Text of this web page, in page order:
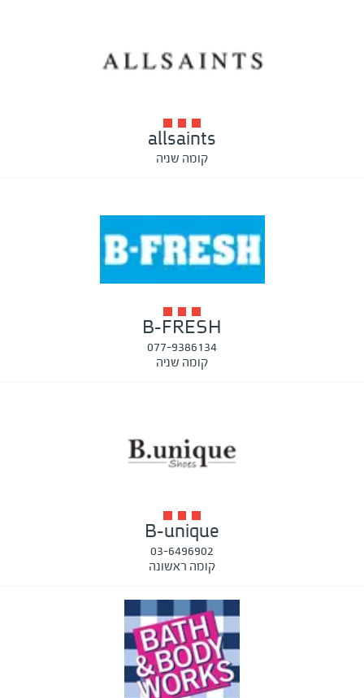
allsaints
קומה שניה
B-FRESH
077-9386134
קומה שניה
B-unique
03-6496902
קומה ראשונה